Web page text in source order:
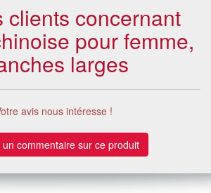
clients concernant
pour femme,
larges
avis nous intéresse !
un commentaire sur ce produit